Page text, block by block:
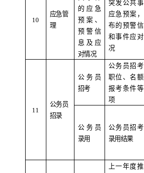
10
应急管
理
的应急
预案、
预警信
息及应
对情况
突发公共
应急预案
布的预警
和事件应
况
11
公务员
招录
公务员
招考
公务员招
职位、名额
报考条件
项
公务员
录用
公务员招
录用结果
上一年度